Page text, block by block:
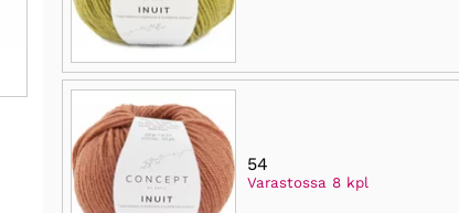
54
Varastossa 8 kpl